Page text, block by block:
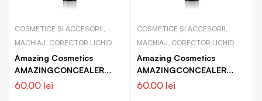
COSMETICE ȘI ACCESORII,
MACHIAJ, CORECTOR LICHID
Amazing Cosmetics
AMAZINGCONCEALER
corector pentru vene
60.00 lei
COSMETICE ȘI ACCESORII,
MACHIAJ, CORECTOR LICHID
Amazing Cosmetics
AMAZINGCONCEALER
corector pentru vene
60.00 lei